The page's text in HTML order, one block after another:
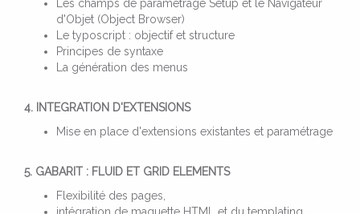
Les champs de paramétrage Setup et le Navigateur
d'Objet (Object Browser)
Le typoscript : objectif et structure
Principes de syntaxe
La génération des menus
4. INTEGRATION D'EXTENSIONS
Mise en place d'extensions existantes et paramétrage
5. GABARIT : FLUID ET GRID ELEMENTS
Flexibilité des pages,